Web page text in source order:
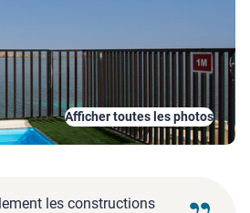
Afficher toutes les photos
les constructions